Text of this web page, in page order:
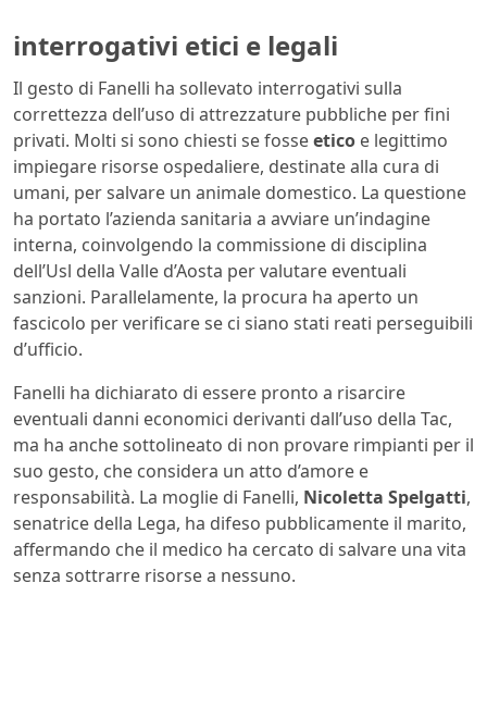
interrogativi etici e legali
Il gesto di Fanelli ha sollevato interrogativi sulla
correttezza dell’uso di attrezzature pubbliche per fini
privati. Molti si sono chiesti se fosseetico e legittimo
impiegare risorse ospedaliere, destinate alla cura di
umani, per salvare un animale domestico. La questione
ha portato l’azienda sanitaria a avviare un’indagine
interna, coinvolgendo la commissione di disciplina
dell’Usl della Valle d’Aosta per valutare eventuali
sanzioni. Parallelamente, la procura ha aperto un
fascicolo per verificare se ci siano stati reati perseguibili
d’ufficio.
Fanelli ha dichiarato di essere pronto a risarcire
eventuali danni economici derivanti dall’uso della Tac,
ma ha anche sottolineato di non provare rimpianti per il
suo gesto, che considera un atto d’amore e
responsabilità. La moglie di Fanelli, Nicoletta Spelgatti,
senatrice della Lega, ha difeso pubblicamente il marito,
affermando che il medico ha cercato di salvare una vita
senza sottrarre risorse a nessuno.